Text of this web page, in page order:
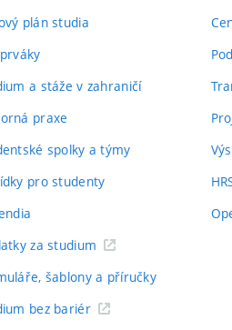
plán studia
a stáže v zahraničí
praxe
spolky a týmy
pro studenty
za studium
šablony a příručky
bez bariér